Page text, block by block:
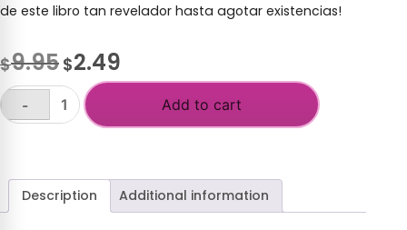
de este libro tan revelador hasta agotar existencias!
$9.95 Original
price
was:
$9.95.
$2.49
price
$2.49.
En
Madre
-
Add to cart
Description Additional information